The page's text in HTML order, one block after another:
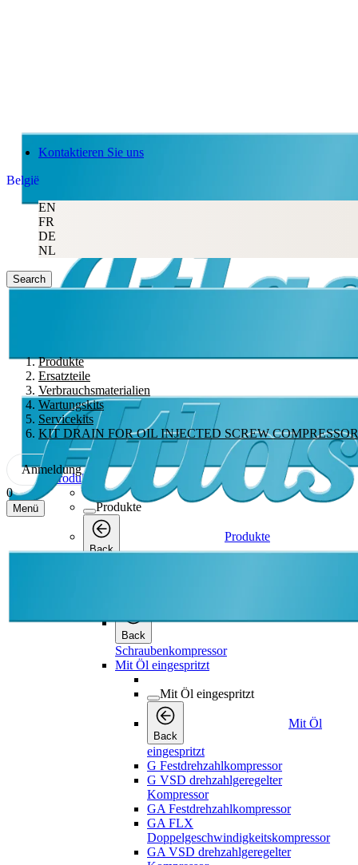
Kontaktieren Sie uns
België
EN
FR
DE
NL
Search
Produkte
Ersatzteile
Verbrauchsmaterialien
Wartungskits
Servicekits
KIT DRAIN FOR OIL INJECTED SCREW COMPRESSOR
Anmeldung
0
Menü
Produkte
Produkte
Back
Produkte
Back
Schraubenkompressor
Mit Öl eingespritzt
Mit Öl eingespritzt
Back
Mit Öl
eingespritzt
G Festdrehzahlkompressor
G VSD drehzahlgeregelter
Kompressor
GA Festdrehzahlkompressor
GA FLX
Doppelgeschwindigkeitskompressor
GA VSD drehzahlgeregelter